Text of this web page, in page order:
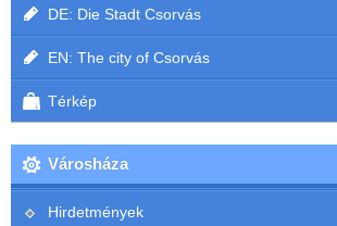
DE: Die Stadt Csorvás
EN: The city of Csorvás
Térkép
Városháza
Hirdetmények